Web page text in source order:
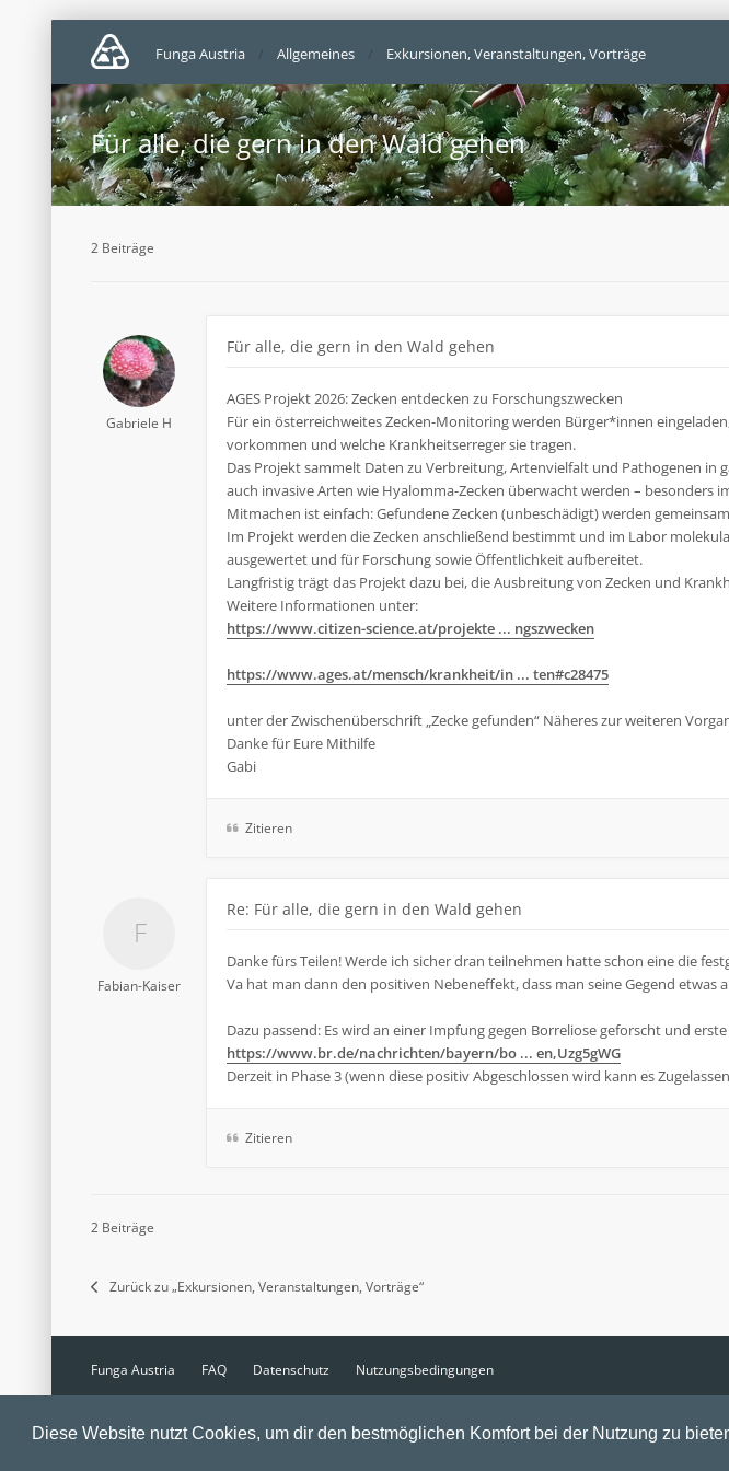
Diese Website nutzt Cookies, um dir den bestmöglichen Komfort bei der Nutzung zu
Funga Austria Allgemeines Exkursionen, Veranstaltungen, Vorträge
Für alle, die gern in den Wald gehen
2 Beiträge
Gabriele H
Für alle, die gern in den Wald gehen
AGES Projekt 2026: Zecken entdecken zu Forschungszwecken
Für ein österreichweites Zecken-Monitoring werden Bürger*innen
vorkommen und welche Krankheitserreger sie tragen.
Das Projekt sammelt Daten zu Verbreitung, Artenvielfalt und Pathogenen in
auch invasive Arten wie Hyalomma-Zecken überwacht werden – besonders
Mitmachen ist einfach: Gefundene Zecken (unbeschädigt) werden
Im Projekt werden die Zecken anschließend bestimmt und im Labor
ausgewertet und für Forschung sowie Öffentlichkeit aufbereitet.
Langfristig trägt das Projekt dazu bei, die Ausbreitung von Zecken und
Weitere Informationen unter:
https://www.citizen-science.at/projekte ... ngszwecken
https://www.ages.at/mensch/krankheit/in ... ten#c28475
unter der Zwischenüberschrift „Zecke gefunden“ Näheres zur weiteren
Danke für Eure Mithilfe
Gabi
Zitieren
Fabian-Kaiser
Re: Für alle, die gern in den Wald gehen
Danke fürs Teilen! Werde ich sicher dran teilnehmen hatte schon eine die
Va hat man dann den positiven Nebeneffekt, dass man seine Gegend etwas
Dazu passend: Es wird an einer Impfung gegen Borreliose geforscht und
https://www.br.de/nachrichten/bayern/bo ... en,Uzg5gWG
Derzeit in Phase 3 (wenn diese positiv Abgeschlossen wird kann es
Zitieren
2 Beiträge
Zurück zu „Exkursionen, Veranstaltungen, Vorträge“
Funga Austria FAQ Datenschutz Nutzungsbedingungen
Powered byphpBB® Forum Software © phpBB Limited